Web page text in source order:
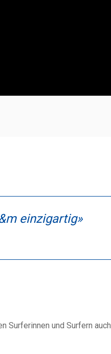
einzigartig»
Surferinnen und Surfern auch